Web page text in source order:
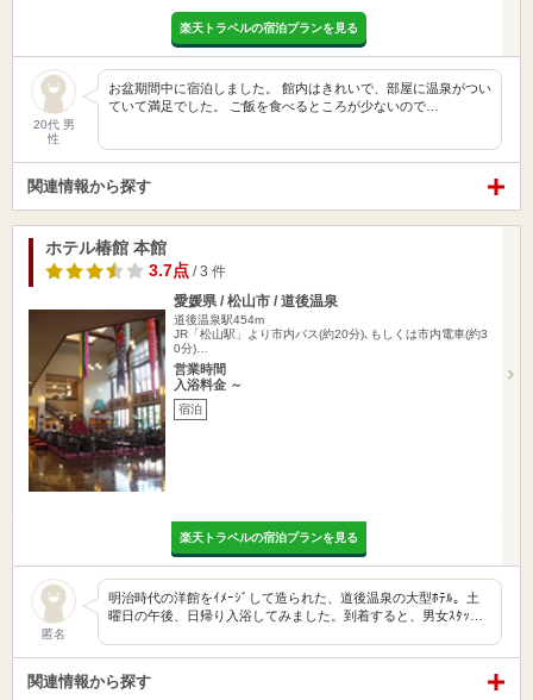
楽天トラベルの宿泊プランを見る
20代 男
性
お盆期間中に宿泊しました。 館内はきれいで、部屋に温泉がつい
ていて満足でした。 ご飯を食べるところが少ないので…
関連情報から探す
ホテル椿館 本館
3.7点 / 3 件
愛媛県 / 松山市 / 道後温泉
道後温泉駅454m
JR「松山駅」より市内バス(約20分)､もしくは市内電車(約3
0分)…
営業時間
入浴料金 ～
宿泊
楽天トラベルの宿泊プランを見る
匿名
明治時代の洋館をｲﾒｰｼﾞして造られた、道後温泉の大型ﾎﾃﾙ。土
曜日の午後、日帰り入浴してみました。到着すると、男女ｽﾀｯ…
関連情報から探す